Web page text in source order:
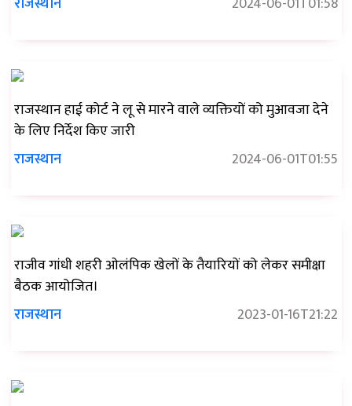
राजस्थान हाई कोर्ट ने लू से मारने वाले व्यक्तियों को मुआवजा देने
के लिए निर्देश किए जारी
राजस्थान
2024-06-01T01:55
राजीव गांधी शहरी ओलंपिक खेलों के तैयारियों को लेकर समीक्षा
बैठक आयोजित।
राजस्थान
2023-01-16T21:22